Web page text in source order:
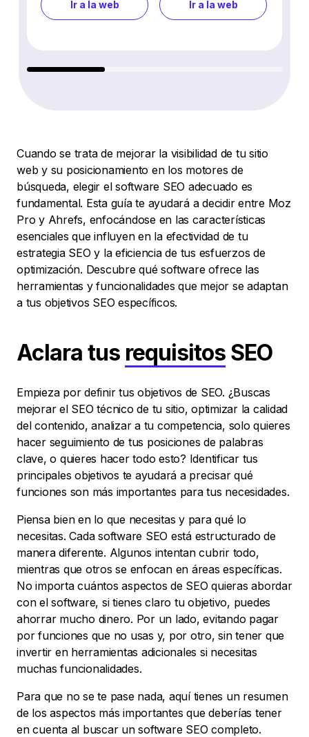
Ir a la web Ir a la web
Cuando se trata de mejorar la visibilidad de tu sitio
web y su posicionamiento en los motores de
búsqueda, elegir el software SEO adecuado es
fundamental. Esta guía te ayudará a decidir entre Moz
Pro y Ahrefs, enfocándose en las características
esenciales que influyen en la efectividad de tu
estrategia SEO y la eficiencia de tus esfuerzos de
optimización. Descubre qué software ofrece las
herramientas y funcionalidades que mejor se adaptan
a tus objetivos SEO específicos.
Aclara tus requisitos SEO
Empieza por definir tus objetivos de SEO. ¿Buscas
mejorar el SEO técnico de tu sitio, optimizar la calidad
del contenido, analizar a tu competencia, solo quieres
hacer seguimiento de tus posiciones de palabras
clave, o quieres hacer todo esto? Identificar tus
principales objetivos te ayudará a precisar qué
funciones son más importantes para tus necesidades.
Piensa bien en lo que necesitas y para qué lo
necesitas. Cada software SEO está estructurado de
manera diferente. Algunos intentan cubrir todo,
mientras que otros se enfocan en áreas específicas.
No importa cuántos aspectos de SEO quieras abordar
con el software, si tienes claro tu objetivo, puedes
ahorrar mucho dinero. Por un lado, evitando pagar
por funciones que no usas y, por otro, sin tener que
invertir en herramientas adicionales si necesitas
muchas funcionalidades.
Para que no se te pase nada, aquí tienes un resumen
de los aspectos más importantes que deberías tener
en cuenta al buscar un software SEO completo.